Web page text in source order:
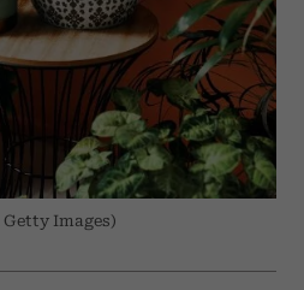
Getty Images)